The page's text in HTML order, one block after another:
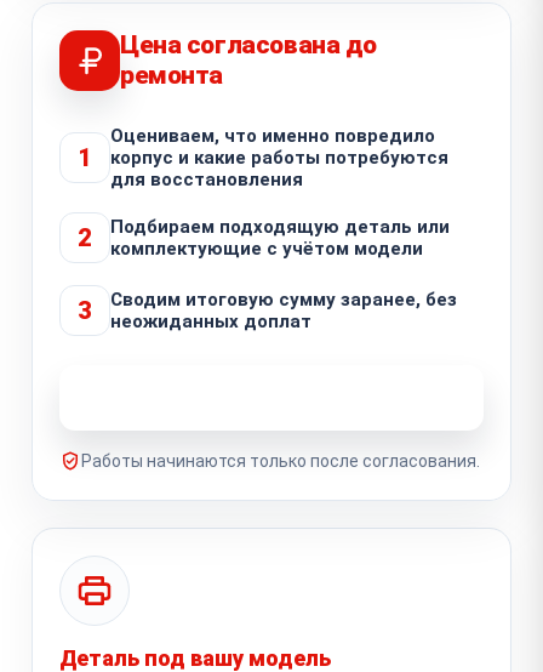
Цена согласована до
ремонта
1
Оцениваем, что именно повредило
корпус и какие работы потребуются
для восстановления
2
Подбираем подходящую деталь или
комплектующие с учётом модели
3
Сводим итоговую сумму заранее, без
неожиданных доплат
Работы начинаются только после согласования.
Деталь под вашу модель